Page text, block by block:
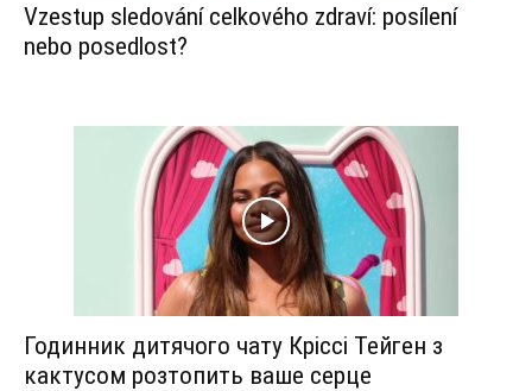
Vzestup sledování celkového zdraví: posílení
nebo posedlost?
Годинник дитячого чату Кріссі Тейген з
кактусом розтопить ваше серце